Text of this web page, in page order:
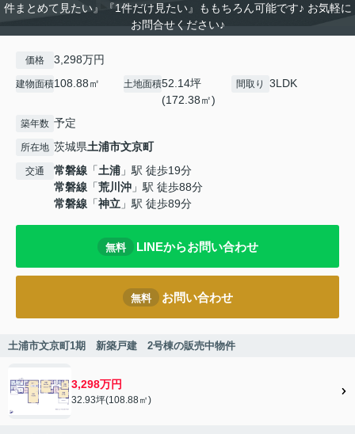
件まとめて見たい』『1件だけ見たい』ももちろん可能です♪ お気軽に
お問合せください♪
価格 3,298万円
建物面積108.88㎡ 土地面積52.14坪
(172.38㎡)
間取り 3LDK
築年数 予定
所在地 茨城県土浦市文京町
交通 常磐線 「土浦 」駅 徒歩19分
常磐線 「荒川沖 」駅 徒歩88分
常磐線 「神立 」駅 徒歩89分
無料 LINEからお問い合わせ
無料 お問い合わせ
土浦市文京町1期 新築戸建 2号棟の販売中物件
3,298万円
32.93坪(108.88㎡)